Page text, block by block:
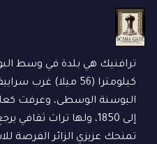
Skip
content
كيلومترا (56 ميلا)
إلى 1850، ولها تراث
تمنحك عزيزي الزائر الفرصة